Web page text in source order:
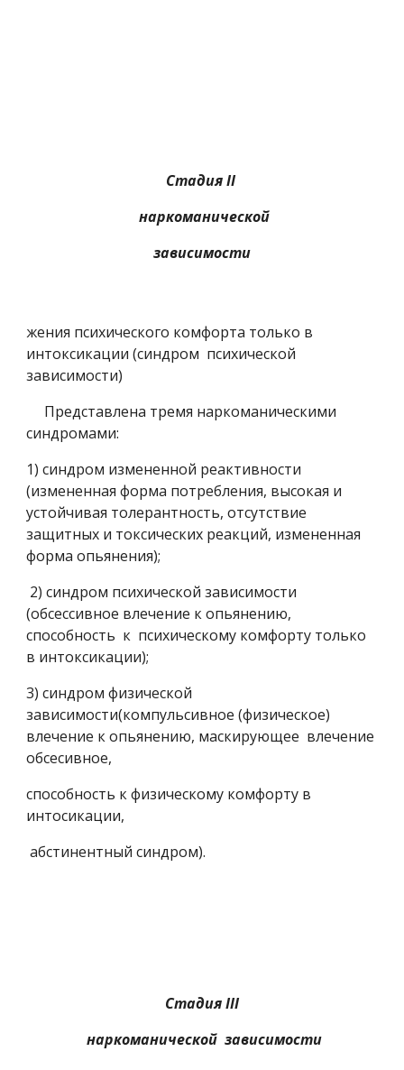
Стадия II
наркоманической
зависимости
жения психического комфорта только в
интоксикации (синдром  психической
зависимости)
синдромами:
1) синдром измененной реактивности
(измененная форма потребления, высокая и
устойчивая толерантность, отсутствие
защитных и токсических реакций, измененная
форма опьянения);
(обсессивное влечение к опьянению,
способность  к  психическому комфорту только
в интоксикации);
3) синдром физической
зависимости(компульсивное (физическое)
влечение к опьянению, маскирующее  влечение
обсесивное,
способность к физическому комфорту в
интосикации,
абстинентный синдром).
Стадия III
наркоманической зависимости